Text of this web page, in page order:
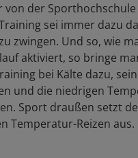
von der Sporthochschule
sei immer dazu
zwingen. Und so, wie
aktiviert, so bringe
bei Kälte dazu,
und die niedrigen
Sport draußen setzt
Temperatur-Reizen aus.